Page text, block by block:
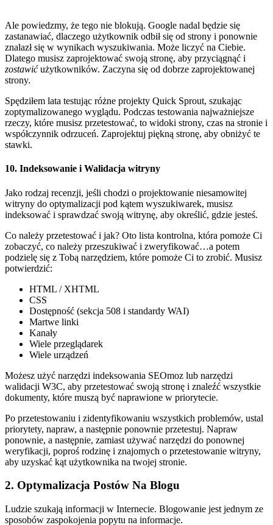
Ale powiedzmy, że tego nie blokują. Google nadal będzie się
zastanawiać, dlaczego użytkownik odbił się od strony i ponownie
znalazł się w wynikach wyszukiwania. Może liczyć na Ciebie.
Dlatego musisz zaprojektować swoją stronę, aby przyciągnąć i
zostawićużytkowników. Zaczyna się od dobrze zaprojektowanej
strony.
Spędziłem lata testując różne projekty Quick Sprout, szukając
zoptymalizowanego wyglądu. Podczas testowania najważniejsze
rzeczy, które musisz przetestować, to widoki strony, czas na stronie i
współczynnik odrzuceń. Zaprojektuj piękną stronę, aby obniżyć te
stawki.
10. Indeksowanie i Walidacja witryny
Jako rodzaj recenzji, jeśli chodzi o projektowanie niesamowitej
witryny do optymalizacji pod kątem wyszukiwarek, musisz
indeksować i sprawdzać swoją witrynę, aby określić, gdzie jesteś.
Co należy przetestować i jak? Oto lista kontrolna, która pomoże Ci
zobaczyć, co należy przeszukiwać i zweryfikować…a potem
podzielę się z Tobą narzędziem, które pomoże Ci to zrobić. Musisz
potwierdzić:
HTML / XHTML
CSS
Dostępność (sekcja 508 i standardy WAI)
Martwe linki
Kanały
Wiele przeglądarek
Wiele urządzeń
Możesz użyć narzędzi indeksowania SEOmoz lub narzędzi
walidacji W3C, aby przetestować swoją stronę i znaleźć wszystkie
dokumenty, które muszą być naprawione w priorytecie.
Po przetestowaniu i zidentyfikowaniu wszystkich problemów, ustal
priorytety, napraw, a następnie ponownie przetestuj. Napraw
ponownie, a następnie, zamiast używać narzędzi do ponownej
weryfikacji, poproś rodzinę i znajomych o przetestowanie witryny,
aby uzyskać kąt użytkownika na twojej stronie.
2. Optymalizacja Postów Na Blogu
Ludzie szukają informacji w Internecie. Blogowanie jest jednym ze
sposobów zaspokojenia popytu na informacje.